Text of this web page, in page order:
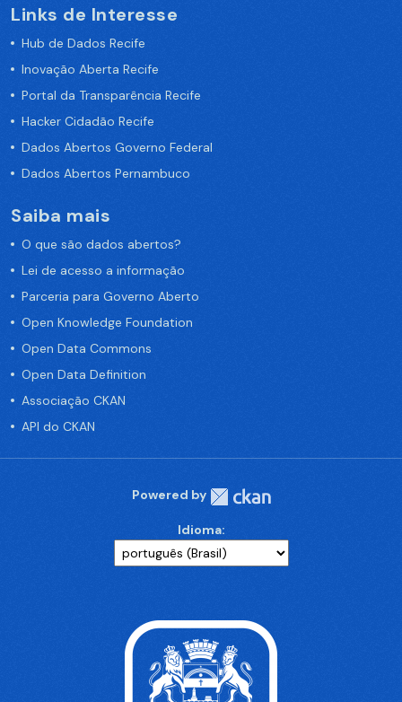
Links de Interesse
Hub de Dados Recife
Inovação Aberta Recife
Portal da Transparência Recife
Hacker Cidadão Recife
Dados Abertos Governo Federal
Dados Abertos Pernambuco
Saiba mais
O que são dados abertos?
Lei de acesso a informação
Parceria para Governo Aberto
Open Knowledge Foundation
Open Data Commons
Open Data Definition
Associação CKAN
API do CKAN
Powered by
Idioma